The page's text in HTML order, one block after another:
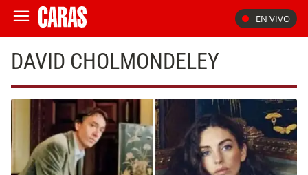
EN VIVO
DAVID CHOLMONDELEY